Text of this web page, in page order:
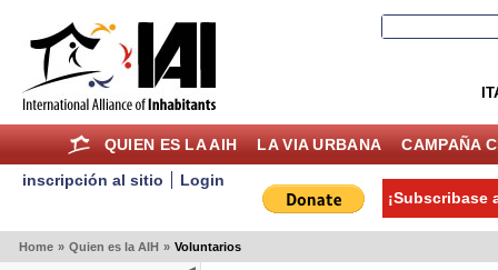
QUIEN ES LA AIH LA VIA URBANA CAMPAÑA
inscripción al sitio
Login
¡Subscribase
Home » Quien es la AIH » Voluntarios